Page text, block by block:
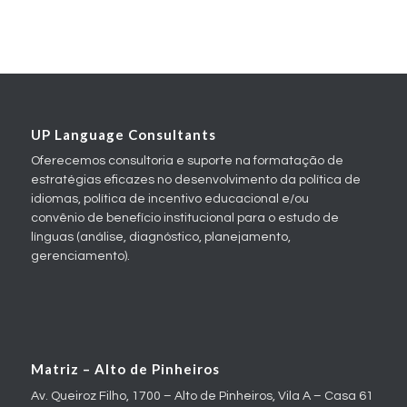
UP Language Consultants
Oferecemos consultoria e suporte na formatação de
estratégias eficazes no desenvolvimento da política de
idiomas, política de incentivo educacional e/ou
convênio de benefício institucional para o estudo de
línguas (análise, diagnóstico, planejamento,
gerenciamento).
Matriz – Alto de Pinheiros
Av. Queiroz Filho, 1700 – Alto de Pinheiros, Vila A – Casa 61